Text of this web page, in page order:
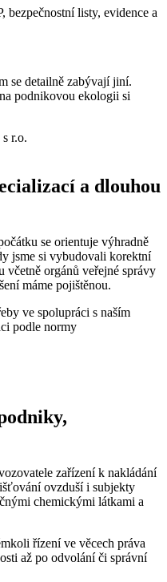
listy, evidence a
se detailně zabývají jiní.
podnikovou ekologii si
r.o.
a dlouhou
se orientuje výhradně
jsme si vybudovali korektní
včetně orgánů veřejné správy
máme pojištěnou.
ve spolupráci s naším
podle normy
zařízení k nakládání
ovzduší i subjekty
chemickými látkami a
řízení ve věcech práva
až po odvolání či správní